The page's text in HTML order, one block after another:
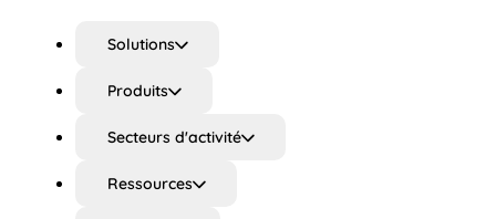
Solutions
Produits
Secteurs d'activité
Ressources